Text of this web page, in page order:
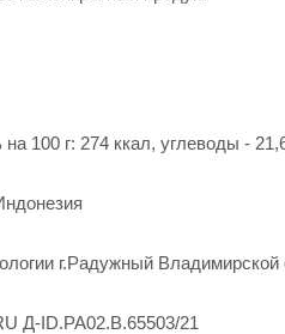
100 г: 274 ккал, углеводы -
г.Радужный
Д-ID.РА02.В.65503/21